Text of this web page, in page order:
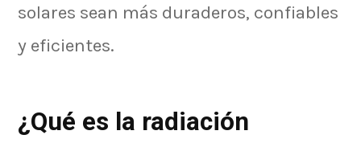
solares sean más duraderos, confiables
y eficientes.
¿Qué es la radiación